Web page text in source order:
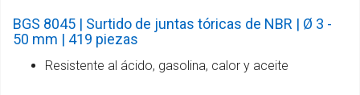
BGS 8045 | Surtido de juntas tóricas de NBR | Ø 3 -
50 mm | 419 piezas
Resistente al ácido, gasolina, calor y aceite